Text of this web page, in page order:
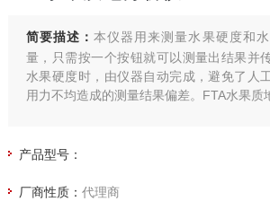
简要描述：本仪器用来测量水果硬度和
量，只需按一个按钮就可以测量出结果并
水果硬度时，由仪器自动完成，避免了人
用力不均造成的测量结果偏差。FTA水果质
产品型号：
厂商性质： 代理商